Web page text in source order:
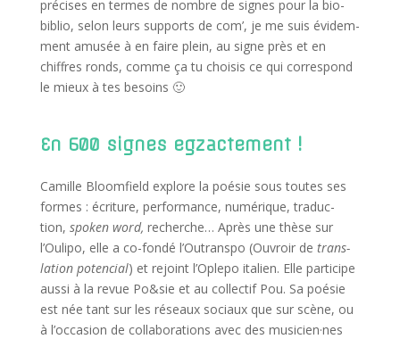
pré­cises en termes de nombre de signes pour la bio-
biblio, selon leurs sup­ports de com’, je me suis évi­dem­
ment amu­sée à en faire plein, au signe près et en
chiffres ronds, comme ça tu choi­sis ce qui cor­res­pond
le mieux à tes besoins 🙂
En 600 signes egzactement !
Camille Bloom­field explore la poé­sie sous toutes ses
formes : écri­ture, per­for­mance, numé­rique, tra­duc­
tion, spo­ken word, recherche… Après une thèse sur
l’Oulipo, elle a co-fon­dé l’Outranspo (Ouvroir de trans­
la­tion poten­cial) et rejoint l’Oplepo ita­lien. Elle par­ti­cipe
aus­si à la revue Po&sie et au col­lec­tif Pou. Sa poé­sie
est née tant sur les réseaux sociaux que sur scène, ou
à l’occasion de col­la­bo­ra­tions avec des musicien·nes